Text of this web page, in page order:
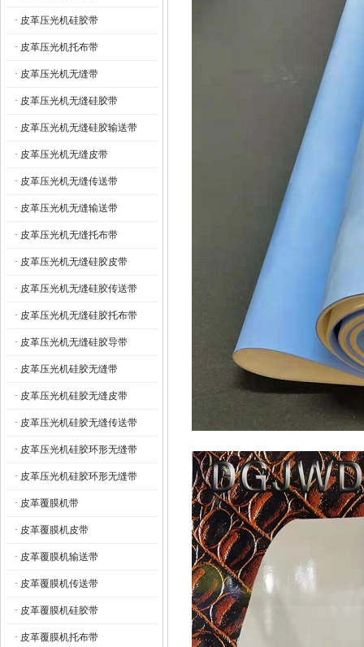
· 皮革压光机硅胶带
· 皮革压光机托布带
· 皮革压光机无缝带
· 皮革压光机无缝硅胶带
· 皮革压光机无缝硅胶输送带
· 皮革压光机无缝皮带
· 皮革压光机无缝传送带
· 皮革压光机无缝输送带
· 皮革压光机无缝托布带
· 皮革压光机无缝硅胶皮带
· 皮革压光机无缝硅胶传送带
· 皮革压光机无缝硅胶托布带
· 皮革压光机无缝硅胶导带
· 皮革压光机硅胶无缝带
· 皮革压光机硅胶无缝皮带
· 皮革压光机硅胶无缝传送带
· 皮革压光机硅胶环形无缝带
· 皮革压光机硅胶环形无缝带
· 皮革覆膜机带
· 皮革覆膜机皮带
· 皮革覆膜机输送带
· 皮革覆膜机传送带
· 皮革覆膜机硅胶带
· 皮革覆膜机托布带